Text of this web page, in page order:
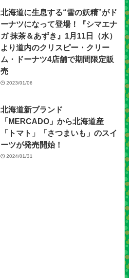
北海道に生息する“雪の妖精”がド
ーナツになって登場！『シマエナ
ガ 抹茶＆あずき』1月11日（水）
より道内のクリスピー・クリー
ム・ドーナツ4店舗で期間限定販
売
2023/01/06
北海道新ブランド
「MERCADO」から北海道産
「トマト」「さつまいも」のスイ
ーツが発売開始！
2024/01/31